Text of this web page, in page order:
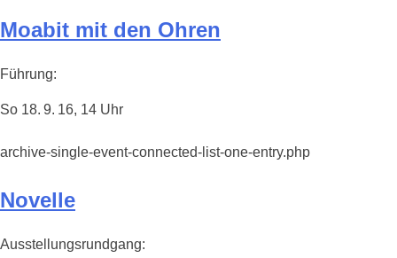
Moabit mit den Ohren
Führung:
So 18. 9. 16, 14 Uhr
archive-single-event-connected-list-one-entry.php
Novelle
Ausstellungsrundgang: